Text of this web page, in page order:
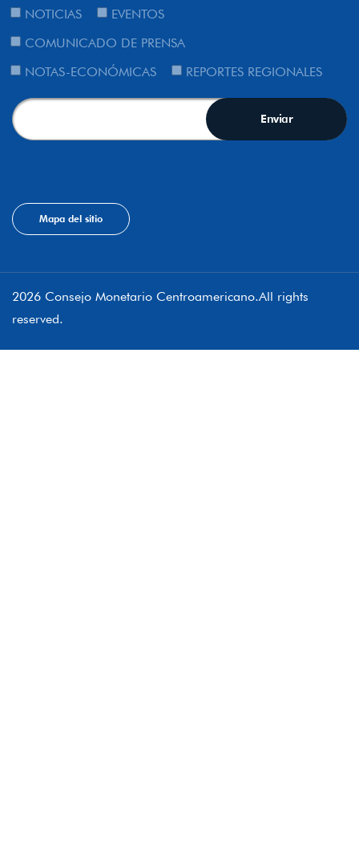
NOTICIAS
EVENTOS
COMUNICADO DE PRENSA
NOTAS-ECONÓMICAS
REPORTES REGIONALES
Mapa del sitio
2026 Consejo Monetario Centroamericano.All rights
reserved.